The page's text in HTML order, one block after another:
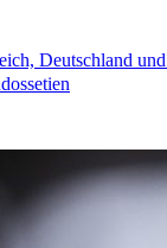
Deutschland